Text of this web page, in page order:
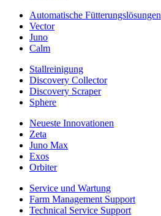
Automatische Fütterungslösungen
Vector
Juno
Calm
Stallreinigung
Discovery Collector
Discovery Scraper
Sphere
Neueste Innovationen
Zeta
Juno Max
Exos
Orbiter
Service und Wartung
Farm Management Support
Technical Service Support